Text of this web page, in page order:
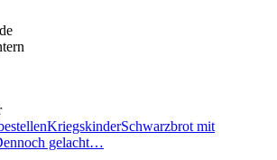
KriegskinderSchwarzbrot mit
gelacht…